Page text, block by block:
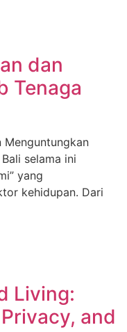
dan
Tenaga
Menguntungkan
selama ini
yang
kehidupan. Dari
Living:
and